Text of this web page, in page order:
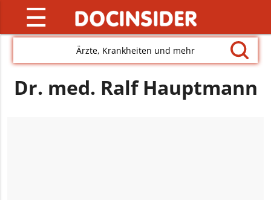
☰
Ärzte, Krankheiten und mehr
Dr. med. Ralf Hauptmann